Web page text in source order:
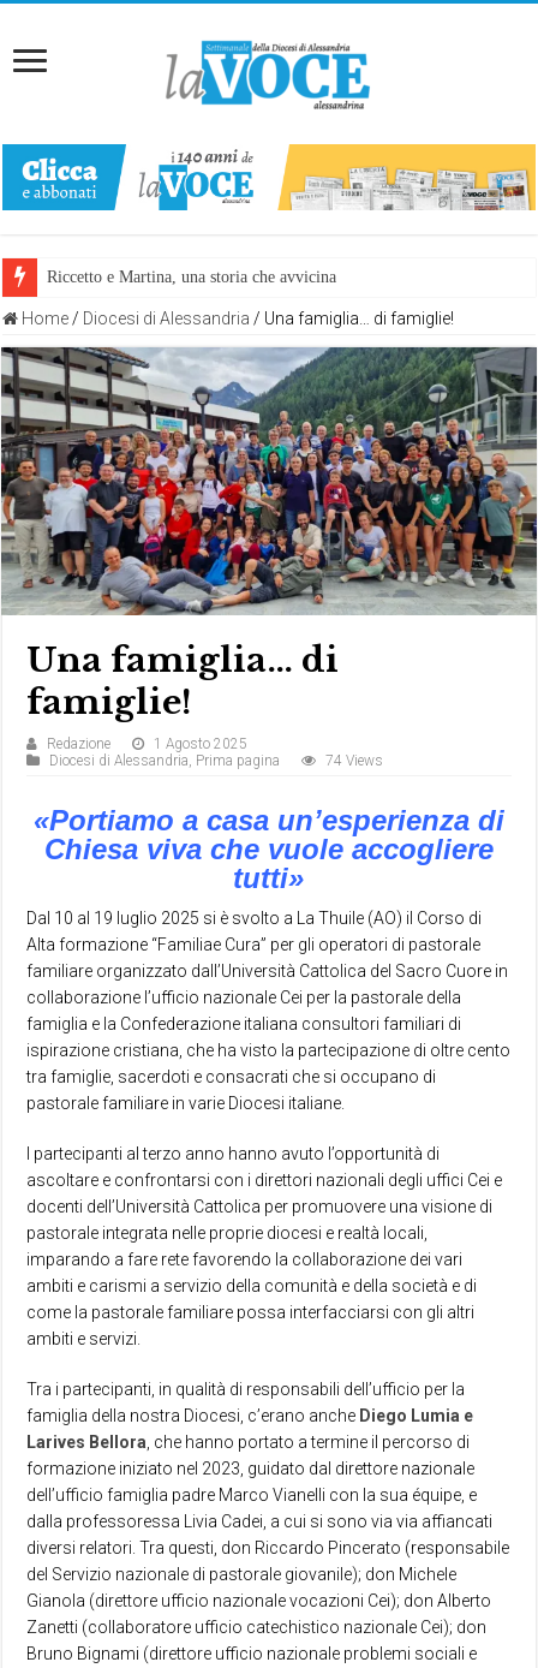
Riccetto e Martina, una storia che avvicina
Home / Diocesi di Alessandria / Una famiglia… di famiglie!
Una famiglia… di
famiglie!
Redazione
1 Agosto 2025
Diocesi di Alessandria Prima pagina 74 Views
«Portiamo a casa un’esperienza di
Chiesa viva che vuole accogliere
tutti»
Dal 10 al 19 luglio 2025 si è svolto a La Thuile (AO) il Corso di
Alta formazione “Familiae Cura” per gli operatori di pastorale
familiare organizzato dall’Università Cattolica del Sacro Cuore in
collaborazione l’ufficio nazionale Cei per la pastorale della
famiglia e la Confederazione italiana consultori familiari di
ispirazione cristiana, che ha visto la partecipazione di oltre cento
tra famiglie, sacerdoti e consacrati che si occupano di
pastorale familiare in varie Diocesi italiane.
I partecipanti al terzo anno hanno avuto l’opportunità di
ascoltare e confrontarsi con i direttori nazionali degli uffici Cei e
docenti dell’Università Cattolica per promuovere una visione di
pastorale integrata nelle proprie diocesi e realtà locali,
imparando a fare rete favorendo la collaborazione dei vari
ambiti e carismi a servizio della comunità e della società e di
come la pastorale familiare possa interfacciarsi con gli altri
ambiti e servizi.
Tra i partecipanti, in qualità di responsabili dell’ufficio per la
famiglia della nostra Diocesi, c’erano anche Diego Lumia e
Larives Bellora , che hanno portato a termine il percorso di
formazione iniziato nel 2023, guidato dal direttore nazionale
dell’ufficio famiglia padre Marco Vianelli con la sua équipe, e
dalla professoressa Livia Cadei, a cui si sono via via affiancati
diversi relatori. Tra questi, don Riccardo Pincerato (responsabile
del Servizio nazionale di pastorale giovanile); don Michele
Gianola (direttore ufficio nazionale vocazioni Cei); don Alberto
Zanetti (collaboratore ufficio catechistico nazionale Cei); don
Bruno Bignami (direttore ufficio nazionale problemi sociali e